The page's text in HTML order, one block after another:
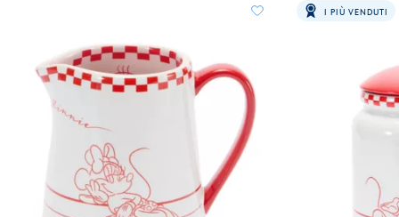
I PIÙ VENDUTI